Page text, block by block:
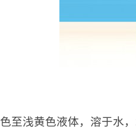
至浅黄色液体，溶于水